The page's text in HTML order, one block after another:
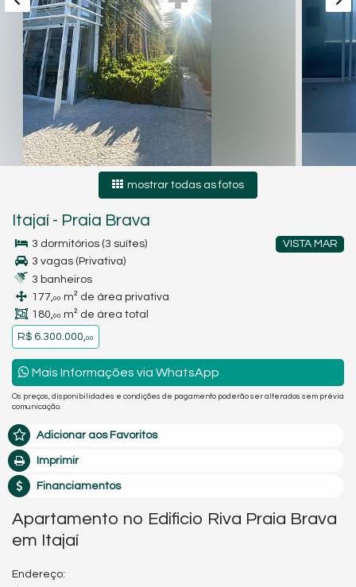
mostrar todas as fotos
Itajaí - Praia Brava
VISTA MAR
3 dormitórios (3 suítes)
3 vagas (Privativa)
3 banheiros
177,00 m² de área privativa
180,00 m² de área total
R$ 6.300.000,00
Mais Informações via WhatsApp
Os preços, disponibilidades e condições de pagamento poderão ser alterados sem prévia
comunicação.
Adicionar aos Favoritos
Imprimir
Financiamentos
Apartamento no Edificio Riva Praia Brava
em Itajaí
Endereço: